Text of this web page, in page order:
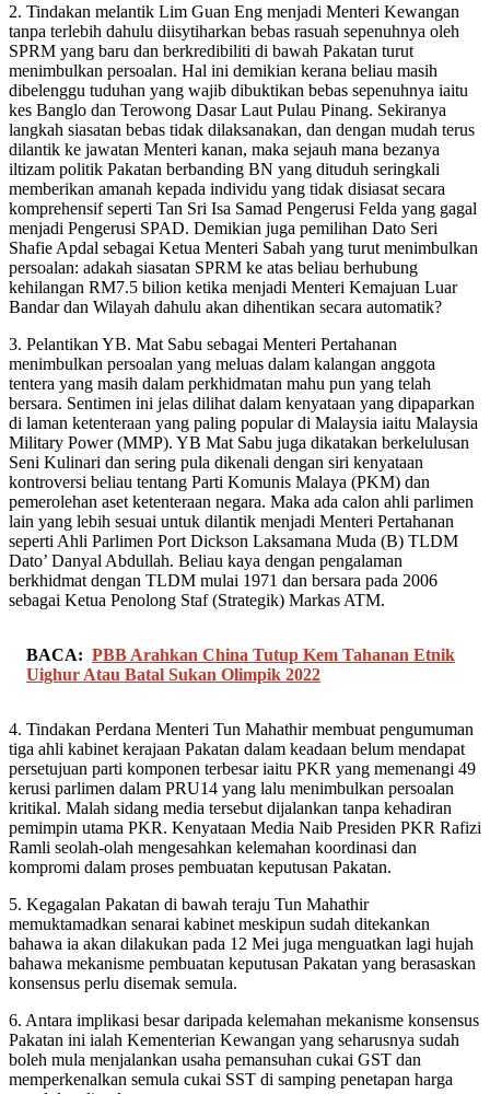
2. Tindakan melantik Lim Guan Eng menjadi Menteri Kewangan
tanpa terlebih dahulu diisytiharkan bebas rasuah sepenuhnya oleh
SPRM yang baru dan berkredibiliti di bawah Pakatan turut
menimbulkan persoalan. Hal ini demikian kerana beliau masih
dibelenggu tuduhan yang wajib dibuktikan bebas sepenuhnya iaitu
kes Banglo dan Terowong Dasar Laut Pulau Pinang. Sekiranya
langkah siasatan bebas tidak dilaksanakan, dan dengan mudah terus
dilantik ke jawatan Menteri kanan, maka sejauh mana bezanya
iltizam politik Pakatan berbanding BN yang dituduh seringkali
memberikan amanah kepada individu yang tidak disiasat secara
komprehensif seperti Tan Sri Isa Samad Pengerusi Felda yang gagal
menjadi Pengerusi SPAD. Demikian juga pemilihan Dato Seri
Shafie Apdal sebagai Ketua Menteri Sabah yang turut menimbulkan
persoalan: adakah siasatan SPRM ke atas beliau berhubung
kehilangan RM7.5 bilion ketika menjadi Menteri Kemajuan Luar
Bandar dan Wilayah dahulu akan dihentikan secara automatik?
3. Pelantikan YB. Mat Sabu sebagai Menteri Pertahanan
menimbulkan persoalan yang meluas dalam kalangan anggota
tentera yang masih dalam perkhidmatan mahu pun yang telah
bersara. Sentimen ini jelas dilihat dalam kenyataan yang dipaparkan
di laman ketenteraan yang paling popular di Malaysia iaitu Malaysia
Military Power (MMP). YB Mat Sabu juga dikatakan berkelulusan
Seni Kulinari dan sering pula dikenali dengan siri kenyataan
kontroversi beliau tentang Parti Komunis Malaya (PKM) dan
pemerolehan aset ketenteraan negara. Maka ada calon ahli parlimen
lain yang lebih sesuai untuk dilantik menjadi Menteri Pertahanan
seperti Ahli Parlimen Port Dickson Laksamana Muda (B) TLDM
Dato’ Danyal Abdullah. Beliau kaya dengan pengalaman
berkhidmat dengan TLDM mulai 1971 dan bersara pada 2006
sebagai Ketua Penolong Staf (Strategik) Markas ATM.
BACA: PBB Arahkan China Tutup Kem Tahanan Etnik
Uighur Atau Batal Sukan Olimpik 2022
4. Tindakan Perdana Menteri Tun Mahathir membuat pengumuman
tiga ahli kabinet kerajaan Pakatan dalam keadaan belum mendapat
persetujuan parti komponen terbesar iaitu PKR yang memenangi 49
kerusi parlimen dalam PRU14 yang lalu menimbulkan persoalan
kritikal. Malah sidang media tersebut dijalankan tanpa kehadiran
pemimpin utama PKR. Kenyataan Media Naib Presiden PKR Rafizi
Ramli seolah-olah mengesahkan kelemahan koordinasi dan
kompromi dalam proses pembuatan keputusan Pakatan.
5. Kegagalan Pakatan di bawah teraju Tun Mahathir
memuktamadkan senarai kabinet meskipun sudah ditekankan
bahawa ia akan dilakukan pada 12 Mei juga menguatkan lagi hujah
bahawa mekanisme pembuatan keputusan Pakatan yang berasaskan
konsensus perlu disemak semula.
6. Antara implikasi besar daripada kelemahan mekanisme konsensus
Pakatan ini ialah Kementerian Kewangan yang seharusnya sudah
boleh mula menjalankan usaha pemansuhan cukai GST dan
memperkenalkan semula cukai SST di samping penetapan harga